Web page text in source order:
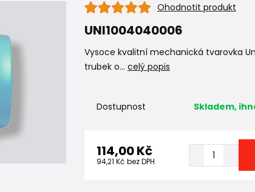
Ohodnotit produkt
UNI1004040006
Vysoce kvalitní mechanická tvarovka
trubek o... celý popis
Dostupnost Skladem,
114,00 Kč
94,21 Kč bez DPH